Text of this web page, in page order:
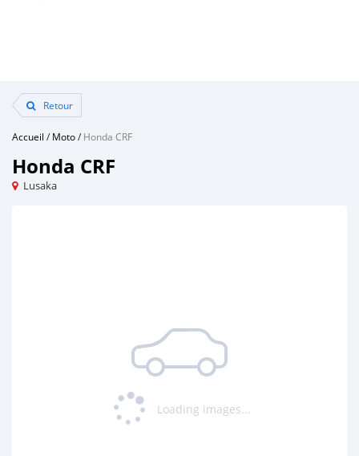
Retour
Accueil /Moto/Honda CRF
Honda CRF
Lusaka
Loading images...